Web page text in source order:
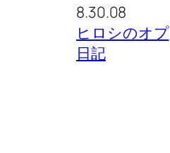
8.30.08
ヒロシのオプ
日記